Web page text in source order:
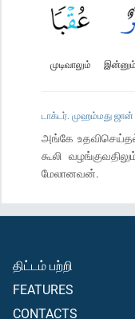
முடிவாலும்
டாக்டர். முஹம்மது
அங்கே
கூலி
மேலானவன்.
திட்டம் பற்றி
FEATURES
CONTACTS